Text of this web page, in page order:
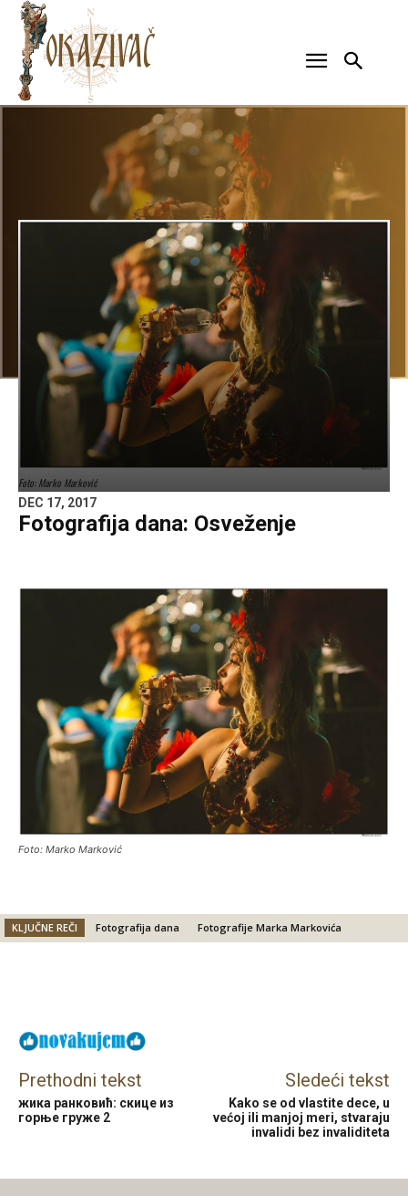
Foto: Marko Marković
DEC 17, 2017
Fotografija dana: Osveženje
Foto: Marko Marković
KLJUČNE REČI Fotografija dana Fotografije Marka Markovića
Prethodni tekst
жика ранковић: скице из
горње груже 2
Sledeći tekst
Kako se od vlastite dece, u
većoj ili manjoj meri, stvaraju
invalidi bez invaliditeta